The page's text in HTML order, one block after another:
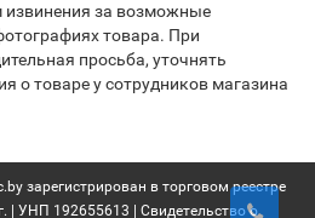
извинения за возможные
товара. При
просьба, уточнять
о товаре у сотрудников магазина
зарегистрирован в торговом реестре
| УНП 192655613 | Свидетельство о